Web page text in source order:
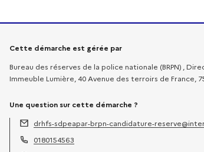
Informations sur la
Cette démarche est gérée par
Bureau des réserves de la police nationale (BRPN) ,
Immeuble Lumière, 40 Avenue des terroirs de France,
Une question sur cette démarche ?
Adresse électronique :
drhfs-sdpeapar-brpn-candidature-
0180154563